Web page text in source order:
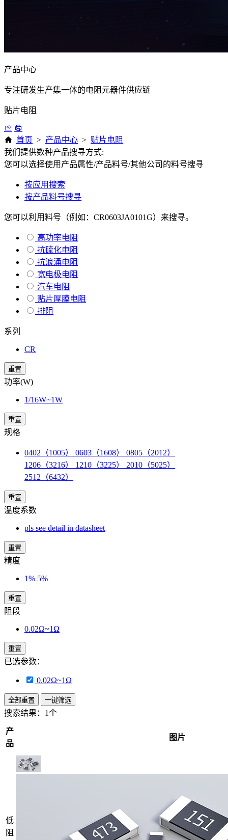
产品中心
专注研发生产集一体的电阻元器件供应链
贴片电阻
首页 > 产品中心 > 贴片电阻
我们提供数种产品搜寻方式:
您可以选择使用产品属性/产品料号/其他公司的料号搜寻
按应用搜索
按产品料号搜寻
您可以利用料号（例如：CR0603JA0101G）来搜寻。
高功率电阻
抗硫化电阻
抗浪涌电阻
宽电极电阻
汽车电阻
贴片厚膜电阻
排阻
系列
CR
重置
功率(W)
1/16W~1W
重置
规格
0402（1005） 0603（1608） 0805（2012）
1206（3216） 1210（3225） 2010（5025）
2512（6432）
重置
温度系数
pls see detail in datasheet
重置
精度
1% 5%
重置
阻段
0.02Ω~1Ω
重置
已选参数：
0.02Ω~1Ω
全部重置 一键筛选
搜索结果： 1个
产
品
图片
低
阻